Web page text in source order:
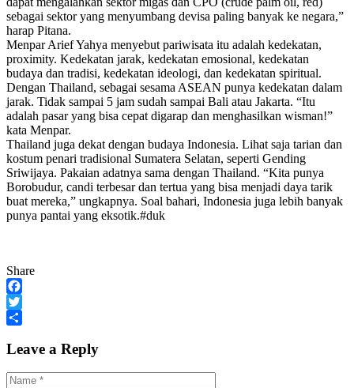
sebagai sektor yang menyumbang devisa paling banyak ke negara,”
harap Pitana.
Menpar Arief Yahya menyebut pariwisata itu adalah kedekatan,
proximity. Kedekatan jarak, kedekatan emosional, kedekatan
budaya dan tradisi, kedekatan ideologi, dan kedekatan spiritual.
Dengan Thailand, sebagai sesama ASEAN punya kedekatan dalam
jarak. Tidak sampai 5 jam sudah sampai Bali atau Jakarta. “Itu
adalah pasar yang bisa cepat digarap dan menghasilkan wisman!”
kata Menpar.
Thailand juga dekat dengan budaya Indonesia. Lihat saja tarian dan
kostum penari tradisional Sumatera Selatan, seperti Gending
Sriwijaya. Pakaian adatnya sama dengan Thailand. “Kita punya
Borobudur, candi terbesar dan tertua yang bisa menjadi daya tarik
buat mereka,” ungkapnya. Soal bahari, Indonesia juga lebih banyak
punya pantai yang eksotik.#duk
Share
Facebook
Twitter
Leave a Reply